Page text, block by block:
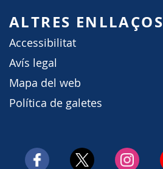
ALTRES ENLLAÇOS
Accessibilitat
Avís legal
Mapa del web
Política de galetes